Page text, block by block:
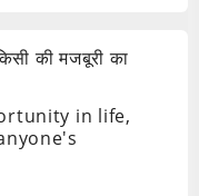
की मजबूरी का
in life,